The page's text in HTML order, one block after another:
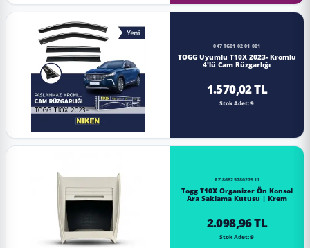
047 TG01 02 01 001
TOGG Uyumlu T10X 2023- Kromlu
4'lü Cam Rüzgarlığı
1.570,02 TL
Stok Adet: 9
RZ.8682578027911
Togg T10X Organizer Ön Konsol
Ara Saklama Kutusu | Krem
2.098,96 TL
Stok Adet: 9